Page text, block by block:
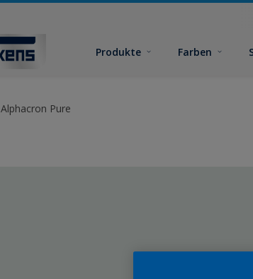
Produkte Farben
Alphacron Pure